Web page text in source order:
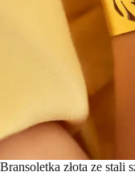
Bransoletka złota ze stali